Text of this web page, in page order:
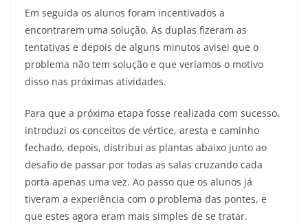
Em seguida os alunos foram incentivados a
encontrarem uma solução. As duplas fizeram as
tentativas e depois de alguns minutos avisei que o
problema não tem solução e que veríamos o motivo
disso nas próximas atividades.
Para que a próxima etapa fosse realizada com sucesso,
introduzi os conceitos de vértice, aresta e caminho
fechado, depois, distribui as plantas abaixo junto ao
desafio de passar por todas as salas cruzando cada
porta apenas uma vez. Ao passo que os alunos já
tiveram a experiência com o problema das pontes, e
que estes agora eram mais simples de se tratar.